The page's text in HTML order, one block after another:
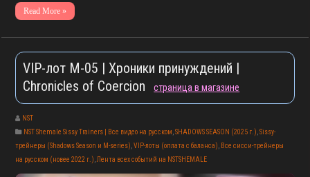
Read More »
VIP-лот M-05 | Хроники принуждений |
Chronicles of Coercionстраница в магазине
NST
NST Shemale Sissy Trainers | Все видео на русском ,SHADOWS SEASON (2025 г.) ,Sissy-
трейнеры (Shadows Season и M-series) ,VIP-лоты (оплата с баланса)
Все сисси-трейнеры
на русском (новее 2022 г.) ,Лента всех событий на NSTSHEMALE